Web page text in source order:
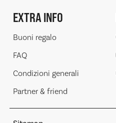
EXTRA INFO
Buoni regalo
FAQ
Condizioni generali
Partner & friend